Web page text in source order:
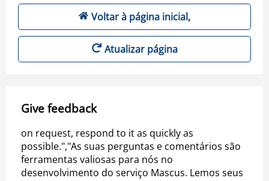
Voltar à página inicial,
Atualizar página
Give feedback
on request, respond to it as quickly as
possible.","As suas perguntas e comentários são
ferramentas valiosas para nós no
desenvolvimento do serviço Mascus. Lemos seus